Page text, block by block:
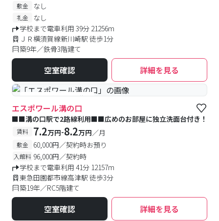
敷金 なし
礼金
なし
学校まで電車利用 39分 21256m
ＪＲ横須賀線新川崎駅 徒歩1分
築9年／鉄骨3階建て
空室確認 詳細を見る
#予約受付中 #空室待ち
エスポワール溝の口
■■溝の口駅で2路線利用■■広めのお部屋に独立洗面台付き！
賃料 7.2万円-8.2万円／月
敷金 60,000円／契約時お預り
入館料 96,000円／契約時
学校まで電車利用 41分 12157m
東急田園都市線高津駅 徒歩3分
築19年／RC5階建て
空室確認 詳細を見る